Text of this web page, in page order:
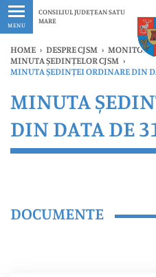
MENU
CONSILIUL JUDEȚEAN SATU
MARE
Ultimele
HOME › DESPRE CJSM ›
MINUTA ȘEDINȚELOR CJSM ›
MINUTA ȘEDINȚEI ORDINARE DIN
MINUTA
DIN DATA DE
DOCUMENTE